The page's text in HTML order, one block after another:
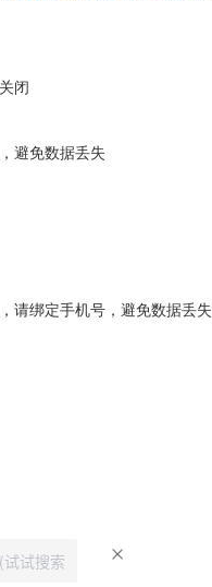
闭
避免数据丢失
请绑定手机号，避免数据丢失